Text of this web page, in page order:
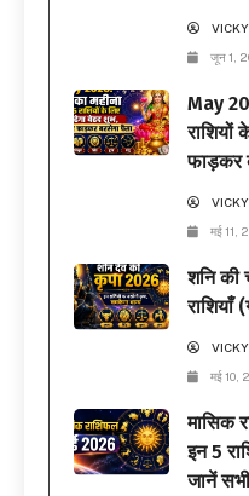
जून 1,
May
राशियों
फाड़कर
मई 11,
शनि की
राशियाँ
मई 10,
मासिक
इन 5
जानें